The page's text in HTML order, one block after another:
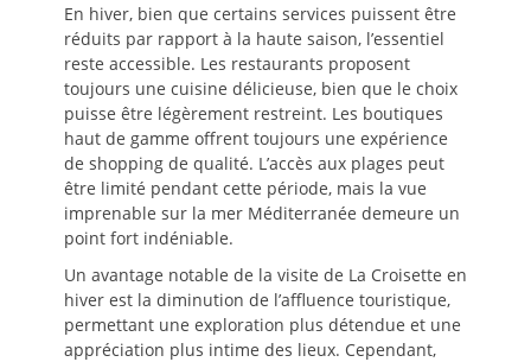
En hiver, bien que certains services puissent être
réduits par rapport à la haute saison, l’essentiel
reste accessible. Les restaurants proposent
toujours une cuisine délicieuse, bien que le choix
puisse être légèrement restreint. Les boutiques
haut de gamme offrent toujours une expérience
de shopping de qualité. L’accès aux plages peut
être limité pendant cette période, mais la vue
imprenable sur la mer Méditerranée demeure un
point fort indéniable.
Un avantage notable de la visite de La Croisette en
hiver est la diminution de l’affluence touristique,
permettant une exploration plus détendue et une
appréciation plus intime des lieux. Cependant,